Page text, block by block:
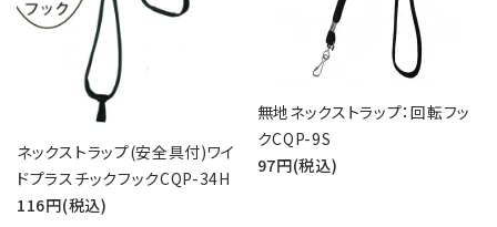
ネックストラップ(安全具付)ワイ
ドプラスチックフックCQP-34H
116円(税込)
無地ネックストラップ：回転フッ
クCQP-9S
97円(税込)